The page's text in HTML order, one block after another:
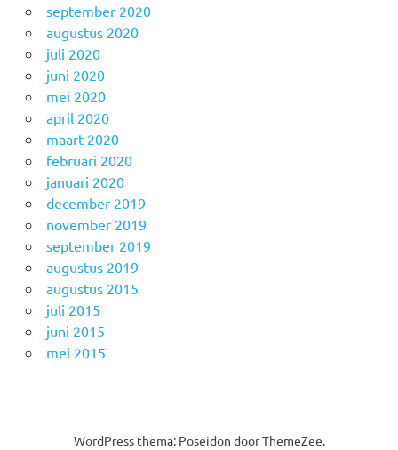
september 2020
augustus 2020
juli 2020
juni 2020
mei 2020
april 2020
maart 2020
februari 2020
januari 2020
december 2019
november 2019
september 2019
augustus 2019
augustus 2015
juli 2015
juni 2015
mei 2015
WordPress thema: Poseidon doorThemeZee.